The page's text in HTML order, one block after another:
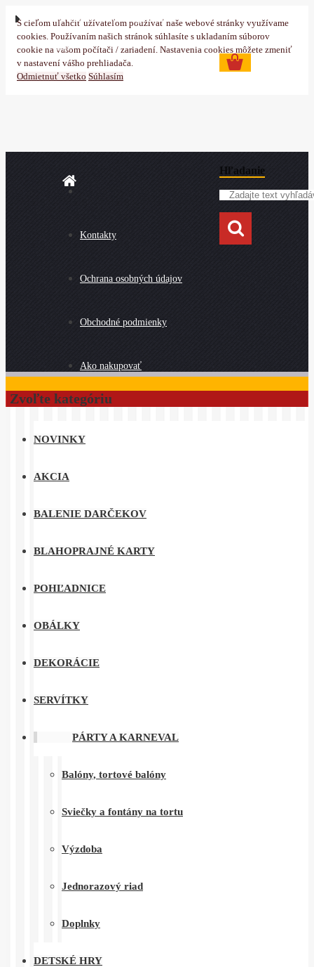
S cieľom uľahčiť užívateľom používať naše webové stránky využívame
cookies. Používaním našich stránok súhlasíte s ukladaním súborov
cookie na vašom počítači / zariadení. Nastavenia cookies môžete zmeniť
v nastavení vášho prehliadača.
Odmietnuť všetko Súhlasím
Kontakty
Ochrana osobných údajov
Obchodné podmienky
Ako nakupovať
Hľadanie
Prihlásenie Nová registrácia
0 ks
Zvoľte kategóriu
NOVINKY
AKCIA
BALENIE DARČEKOV
BLAHOPRAJNÉ KARTY
POHĽADNICE
OBÁLKY
DEKORÁCIE
SERVÍTKY
PÁRTY A KARNEVAL
Balóny, tortové balóny
Sviečky a fontány na tortu
Výzdoba
Jednorazový riad
Doplnky
DETSKÉ HRY